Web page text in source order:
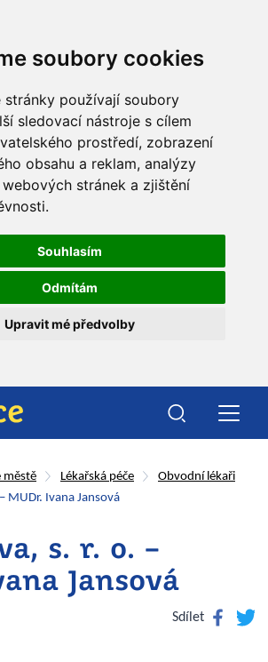
soubory cookies
stránky používají soubory
sledovací nástroje s cílem
prostředí, zobrazení
obsahu a reklam, analýzy
stránek a zjištění
Souhlasím
Odmítám
Upravit mé předvolby
městě Lékařská péče
Obvodní lékaři
MUDr. Ivana Jansová
s. r. o. –
Jansová
Sdílet Facebook